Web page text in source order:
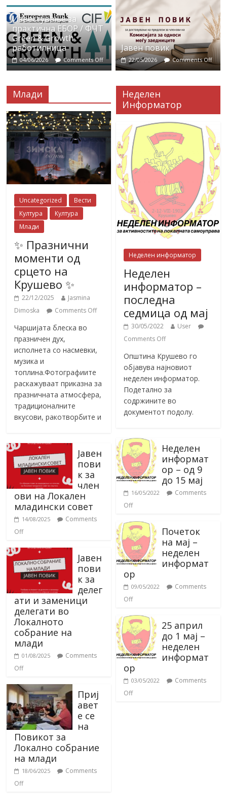
Известување за
практична ЕБОР / ФЧТ
Green & Growth
работилница
04/06/2026 Comments Off
Јавен повик
22/05/2026 Comments Off
Млади
Uncategorized
Вести
Култура
Култура
Млади
✨ Празнични
моменти од
срцето на
Крушево ✨
22/12/2025
Jasmina
Dimoska
Comments Off
Чаршијата блеска во
празничен дух,
исполнета со насмевки,
музика и
топлина.Фотографиите
раскажуваат приказна за
празничната атмосфера,
традиционалните
вкусови, ракотворбите и
Јавен
пови
к за
член
ови на Локален
младински совет
14/08/2025
Comments
Off
Јавен
пови
к за
делег
ати и заменици
делегати во
Локалното
собрание на
млади
01/08/2025
Comments
Off
Приј
авет
е се
на
Повикот за
Локално собрание
на млади
18/06/2025
Comments
Off
Неделен
Информатор
Неделен информатор
Неделен
информатор –
последна
седмица од мај
30/05/2022
User
Comments Off
Општина Крушево го
објавува најновиот
неделен информатор.
Подетално за
содржините во
документот подолу.
Неделен
информат
ор – од 9
до 15 мај
16/05/2022
Comments
Off
Почеток
на мај –
неделен
информат
ор
09/05/2022
Comments
Off
25 април
до 1 мај –
неделен
информат
ор
03/05/2022
Comments
Off